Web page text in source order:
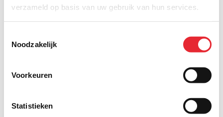
verzameld op basis van uw gebruik van hun services.
Noodzakelijk
Voorkeuren
Statistieken